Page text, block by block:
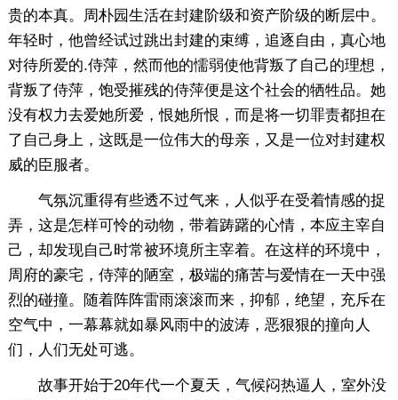
贵的本真。周朴园生活在封建阶级和资产阶级的断层中。
年轻时，他曾经试过跳出封建的束缚，追逐自由，真心地
对待所爱的.侍萍，然而他的懦弱使他背叛了自己的理想，
背叛了侍萍，饱受摧残的侍萍便是这个社会的牺牲品。她
没有权力去爱她所爱，恨她所恨，而是将一切罪责都担在
了自己身上，这既是一位伟大的母亲，又是一位对封建权
威的臣服者。
气氛沉重得有些透不过气来，人似乎在受着情感的捉
弄，这是怎样可怜的动物，带着踌躇的心情，本应主宰自
己，却发现自己时常被环境所主宰着。在这样的环境中，
周府的豪宅，侍萍的陋室，极端的痛苦与爱情在一天中强
烈的碰撞。随着阵阵雷雨滚滚而来，抑郁，绝望，充斥在
空气中，一幕幕就如暴风雨中的波涛，恶狠狠的撞向人
们，人们无处可逃。
故事开始于20年代一个夏天，气候闷热逼人，室外没